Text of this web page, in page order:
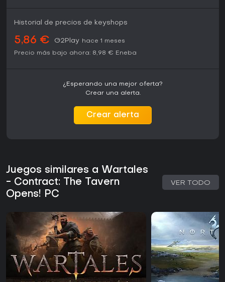
Historial de precios de keyshops
5,86 € G2Play hace 1 meses
Precio más bajo ahora: 8,98 € Eneba
¿Esperando una mejor oferta?
Crear una alerta.
Crear alerta
Juegos similares a Wartales
- Contract: The Tavern
Opens! PC
VER TODO